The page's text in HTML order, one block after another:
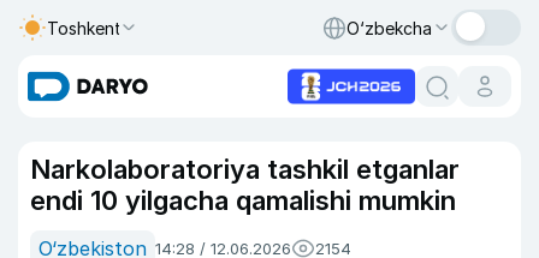
Toshkent O‘zbekcha
Narkolaboratoriya tashkil etganlar
endi 10 yilgacha qamalishi mumkin
O‘zbekiston 14:28 / 12.06.2026 2154